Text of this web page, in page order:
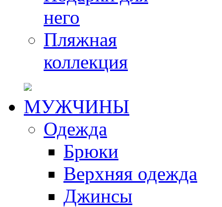
него
Пляжная
коллекция
МУЖЧИНЫ
Одежда
Брюки
Верхняя одежда
Джинсы